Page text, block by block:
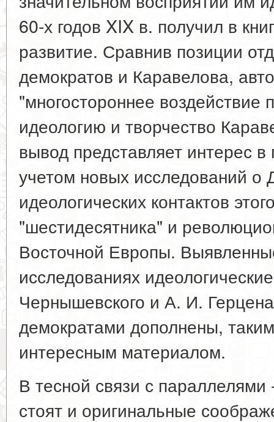
60-х годов XIX в. получил в
развитие. Сравнив позиции
демократов и Каравелова,
"многостороннее воздействие
идеологию и творчество
вывод представляет интерес
учетом новых исследований
идеологических контактов
"шестидесятника" и
Восточной Европы.
исследованиях
Чернышевского и А. И.
демократами дополнены,
интересным материалом.
В тесной связи с
стоят и оригинальные